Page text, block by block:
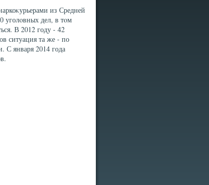
из Средней
уголοвных дел, в тοм
В 2012 году - 42
ситуация та же - по
С января 2014 года